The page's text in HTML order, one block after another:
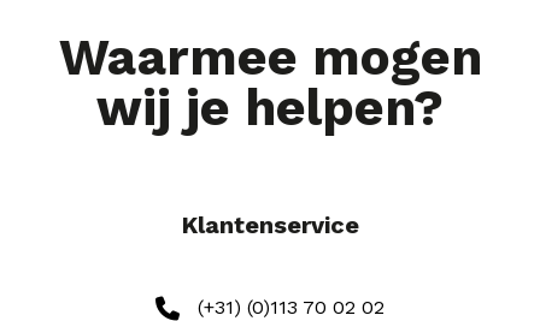
Waarmee mogen
wij je helpen?
Klantenservice
(+31) (0)113 70 02 02